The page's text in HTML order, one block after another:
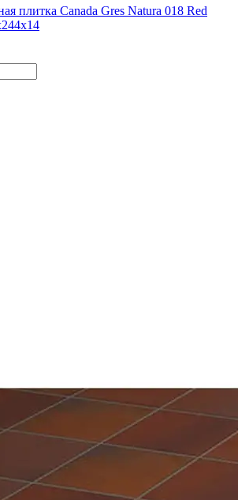
плитка Canada Gres Natura 018 Red